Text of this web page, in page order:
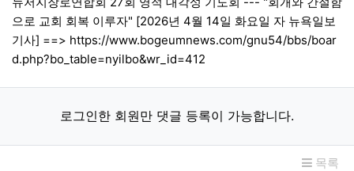
으로 교회 회복 이루자" [2026년 4월 14일 화요일 자 뉴욕일보
기사] ==> https://www.bogeumnews.com/gnu54/bbs/boar
d.php?bo_table=nyilbo&wr_id=412
로그인한 회원만 댓글 등록이 가능합니다.
목록